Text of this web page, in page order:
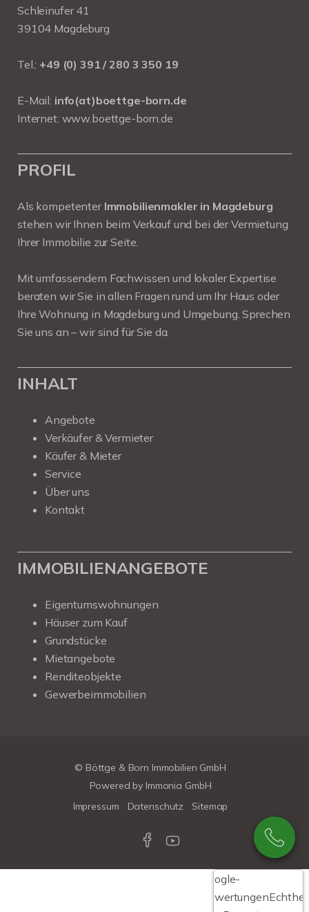
Schleinufer 41
39104 Magdeburg
Tel.: +49 (0) 391 / 280 3 350 19
E-Mail: info(at)boettge-born.de
Internet: www.boettge-born.de
PROFIL
Als kompetenter Immobilienmakler in Magdeburg
stehen wir Ihnen beim Verkauf und bei der Vermietung
Ihrer Immobilie zur Seite.
Mit umfassendem Fachwissen und lokaler Expertise
beraten wir Sie in allen Fragen rund um Ihr Haus oder
Ihre Wohnung in Magdeburg und Umgebung. Sprechen
Sie uns an – wir sind für Sie da.
INHALT
Angebote
Verkäufer & Vermieter
Käufer & Mieter
Service
Über uns
Kontakt
IMMOBILIENANGEBOTE
Eigentumswohnungen
Häuser zum Kauf
Grundstücke
Mietangebote
Renditeobjekte
Gewerbeimmobilien
© Böttge & Born Immobilien GmbH
Powered by Immonia GmbH
Impressum
Datenschutz Sitemap
Google-
Bewertungen